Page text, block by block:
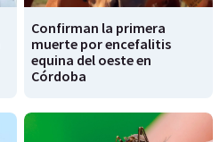
Confirman la primera
muerte por encefalitis
equina del oeste en
Córdoba